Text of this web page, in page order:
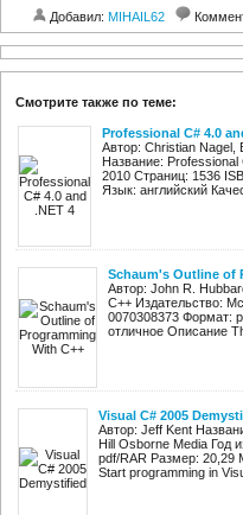
Добавил: MIHAIL62
Смотрите также по теме:
Professional C# 4.0
Автор: Christian Nagel,
Название: Professional
2010 Страниц: 1536
Язык: английский
Schaum's Outline of
Автор: John R.
C++ Издательство:
0070308373 Формат:
отличное Описание
Visual C# 2005
Автор: Jeff Kent
Hill Osborne Media Год
pdf/RAR Размер: 20,29
Start programming in